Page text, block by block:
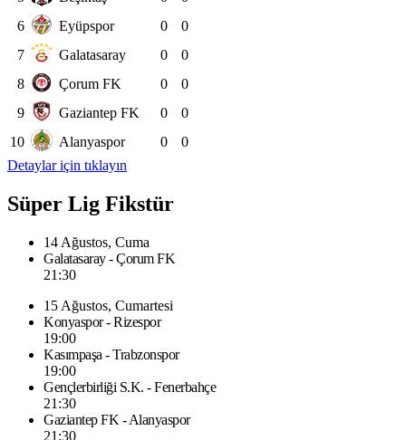
6
Eyüpspor 0
0
7
Galatasaray 0
0
8
Çorum FK 0
0
9
Gaziantep FK 0
0
10
Alanyaspor 0
0
Detaylar için tıklayın
Süper Lig Fikstür
14 Ağustos, Cuma
Galatasaray - Çorum FK
21:30
15 Ağustos, Cumartesi
Konyaspor - Rizespor
19:00
Kasımpaşa - Trabzonspor
19:00
Gençlerbirliği S.K. - Fenerbahçe
21:30
Gaziantep FK - Alanyaspor
21:30